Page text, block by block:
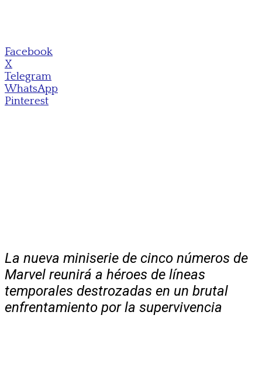
Facebook
X
Telegram
WhatsApp
Pinterest
La nueva miniserie de cinco números de
Marvel reunirá a héroes de líneas
temporales destrozadas en un brutal
enfrentamiento por la supervivencia